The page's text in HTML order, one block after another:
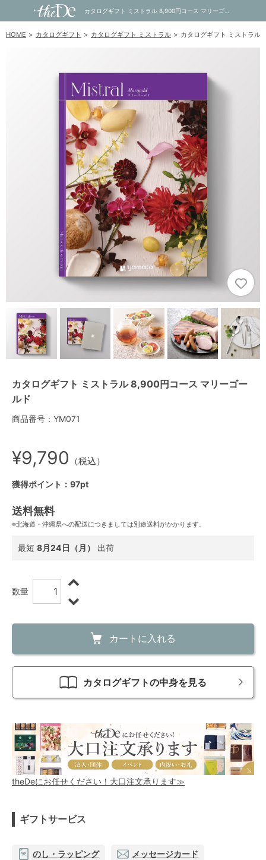
カタログギフト ミストラル 8,900円コース マリーゴールド｜内祝い・お祝い・ギフト・贈り物の通販サイトtheDe(ザディー)
HOME カタログギフト カタログギフト ミストラル カタログギフト ミストラル
カタログギフト ミストラル 8,900円コース マリーゴー
ルド
商品番号：YM071
¥9,790 （税込）
獲得ポイント：97pt
送料無料
※北海道・沖縄県への配送につきましては別途送料がかかります。
最短 8月24日（月） 出荷
数量
カートに入れる
カタログギフトの中身を見る
theDeにお任せください！大口注文承ります≫
ギフトサービス
のし・ラッピング メッセージカード